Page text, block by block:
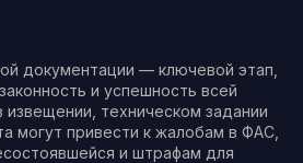
документации — ключевой этап,
и успешность всей
техническом задании
могут привести к жалобам в ФАС,
и штрафам для